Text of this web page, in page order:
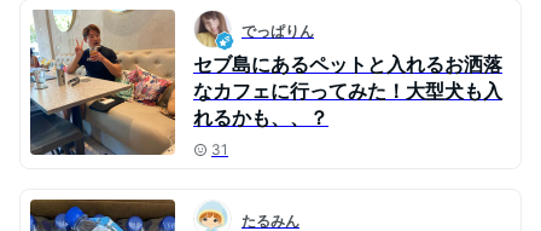
でっぱりん
セブ島にあるペットと入れるお洒落
なカフェに行ってみた！大型犬も入
れるかも、、？
31
たるみん